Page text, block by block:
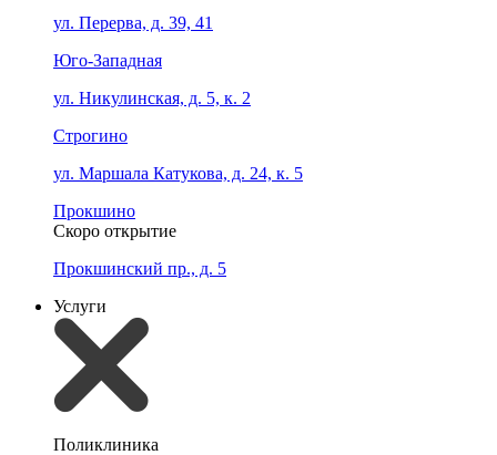
ул. Перерва, д. 39, 41
Юго-Западная
ул. Никулинская, д. 5, к. 2
Строгино
ул. Маршала Катукова, д. 24, к. 5
Прокшино
Скоро открытие
Прокшинский пр., д. 5
Услуги
Поликлиника